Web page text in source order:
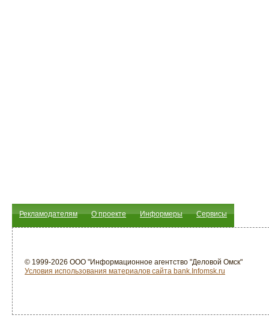
Рекламодателям О проекте Информеры Сервисы
© 1999-2026 ООО "Информационное агентство "Деловой Омск"
Условия использования материалов сайта bank.Infomsk.ru